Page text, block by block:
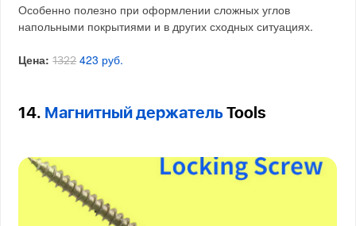
Особенно полезно при оформлении сложных углов
напольными покрытиями и в других сходных ситуациях.
Цена: 1322 423 руб.
14. Магнитный держатель Tools